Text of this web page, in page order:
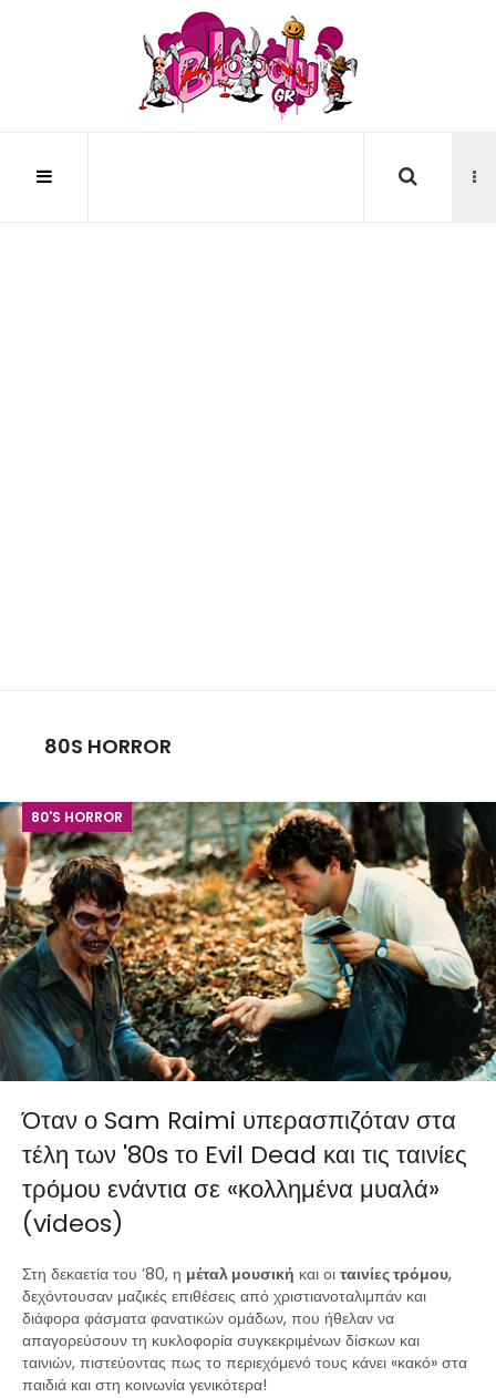
80S HORROR
80'S HORROR
Όταν ο Sam Raimi υπερασπιζόταν στα
τέλη των '80s το Evil Dead και τις ταινίες
τρόμου ενάντια σε «κολλημένα μυαλά»
(videos)
Στη δεκαετία του ’80, η μέταλ μουσική και οι ταινίες τρόμου,
δεχόντουσαν μαζικές επιθέσεις από χριστιανοταλιμπάν και
διάφορα φάσματα φανατικών ομάδων, που ήθελαν να
απαγορεύσουν τη κυκλοφορία συγκεκριμένων δίσκων και
ταινιών, πιστεύοντας πως το περιεχόμενό τους κάνει «κακό» στα
παιδιά και στη κοινωνία γενικότερα!